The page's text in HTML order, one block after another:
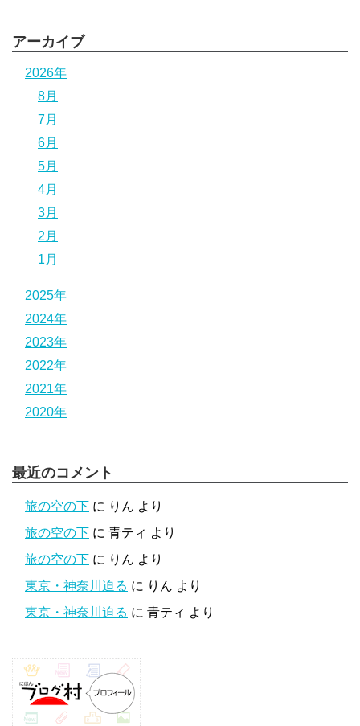
アーカイブ
2026年
8月
7月
6月
5月
4月
3月
2月
1月
2025年
2024年
2023年
2022年
2021年
2020年
最近のコメント
旅の空の下 に りん より
旅の空の下 に 青ティ より
旅の空の下 に りん より
東京・神奈川迫る に りん より
東京・神奈川迫る に 青ティ より